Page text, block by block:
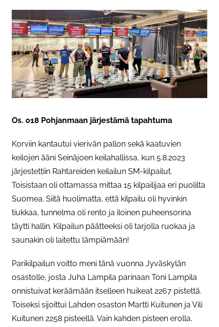
Os. 018 Pohjanmaan järjestämä tapahtuma
Korviin kantautui vierivän pallon sekä kaatuvien
keilojen ääni Seinäjoen keilahallissa, kun 5.8.2023
järjestettiin Rahtareiden keilailun SM-kilpailut.
Toisistaan oli ottamassa mittaa 15 kilpailijaa eri puolilta
Suomea. Siitä huolimatta, että kilpailu oli hyvinkin
tiukkaa, tunnelma oli rento ja iloinen puheensorina
täytti hallin. Kilpailun päätteeksi oli tarjolla ruokaa ja
saunakin oli laitettu lämpiämään!
Parikilpailun voitto meni tänä vuonna Jyväskylän
osastolle, josta Juha Lampila parinaan Toni Lampila
onnistuivat keräämään itselleen huikeat 2267 pistettä.
Toiseksi sijoittui Lahden osaston Martti Kuitunen ja Vili
Kuitunen 2258 pisteellä. Vain kahden pisteen erolla,